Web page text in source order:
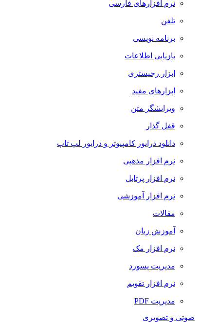
نرم افزارهای فارسی
تلفن
برنامه نویسی
بازیابی اطلاعات
ابزار رجیستری
ابزارهای مفید
ویرایشگر متن
قفل گذار
دانلود درایور کامپیوتر و درایور لپ تاپ
نرم افزار مذهبی
نرم افزار پرتابل
نرم افزار آموزشی
مقالات
آموزش زبان
نرم افزار مک
مدیریت پسورد
نرم افزار تقویم
مدیریت PDF
صوتی و تصویری